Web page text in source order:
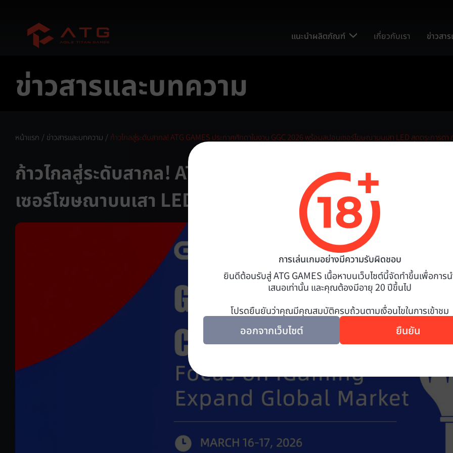
แนะนำผลิตภัณฑ์ เกี่ยวกับเรา ข่าวสา
ติดต่อเรา
ข่าวสารและบทความ
หน้าแรก / ข่าวสารและบทความ / ก้าวไกลสู่ระดับสากล! ATG GAMES ประกาศศักดาในงาน GGC 2026 พร้อมสปอนเซอร์โฆษณาบนเสา LED สุดตระการต
ก้าวไกลสู่ระดับสากล! ATG GAMES ประกาศศักดาในงาน
เซอร์โฆษณาบนเสา LED สุดตระการตา ณ ศรีลังกา
การเล่นเกมอย่างมีความรับผิดชอบ
ยินดีต้อนรับสู่ ATG GAMES เนื้อหาบนเว็บไซต์นี้จัดทำขึ้นเพื่อการ
เสนอเท่านั้น และคุณต้องมีอายุ 20 ปีขึ้นไป
โปรดยืนยันว่าคุณมีคุณสมบัติครบถ้วนตามเงื่อนไขในการเข้าชม
ออกจากเว็บไซต์ ยืนยัน